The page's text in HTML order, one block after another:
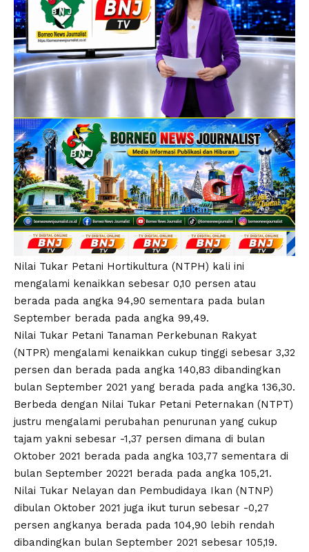
Nilai Tukar Petani Hortikultura (NTPH) kali ini
mengalami kenaikkan sebesar 0,10 persen atau
berada pada angka 94,90 sementara pada bulan
September berada pada angka 99,49.
Nilai Tukar Petani Tanaman Perkebunan Rakyat
(NTPR) mengalami kenaikkan cukup tinggi sebesar 3,32
persen dan berada pada angka 140,83 dibandingkan
bulan September 2021 yang berada pada angka 136,30.
Berbeda dengan Nilai Tukar Petani Peternakan (NTPT)
justru mengalami perubahan penurunan yang cukup
tajam yakni sebesar -1,37 persen dimana di bulan
Oktober 2021 berada pada angka 103,77 sementara di
bulan September 20221 berada pada angka 105,21.
Nilai Tukar Nelayan dan Pembudidaya Ikan (NTNP)
dibulan Oktober 2021 juga ikut turun sebesar -0,27
persen angkanya berada pada 104,90 lebih rendah
dibandingkan bulan September 2021 sebesar 105,19.